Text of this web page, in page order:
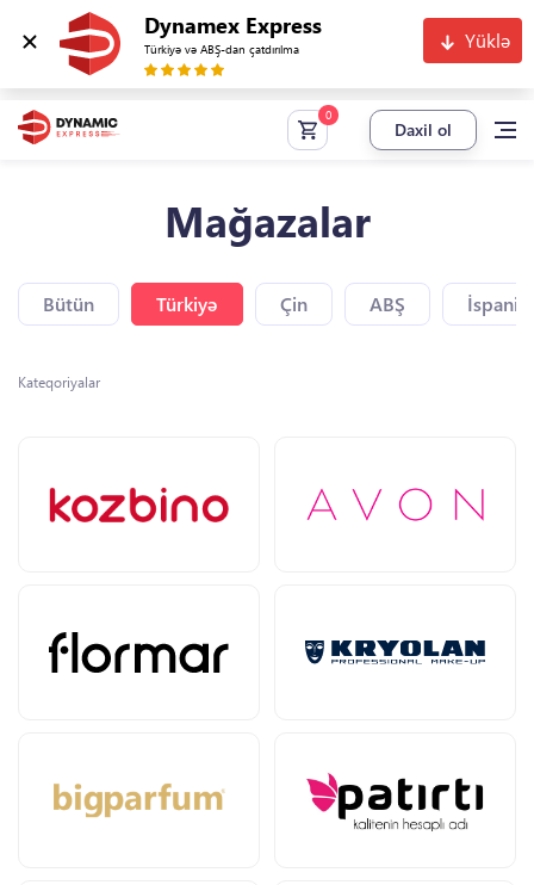
Dynamex Express
Türkiyə və ABŞ-dan çatdırılma Yüklə
Daxil ol
Mağazalar
Bütün Türkiyə Çin ABŞ
Kateqoriyalar